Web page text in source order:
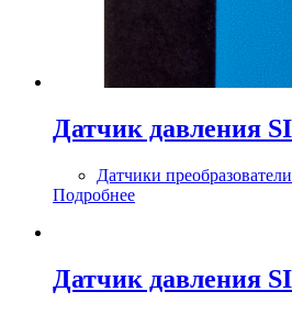
Датчик давления
Датчики
Подробнее
Датчик давления